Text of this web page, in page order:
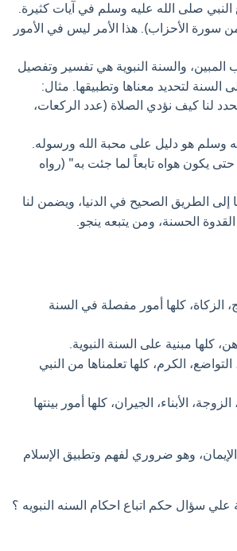
النبي صلى الله عليه وسلم في آيات كثيرة.
"وَأَطِيعُوا اللَّهَ وَأَطِيعُوا الرَّسُولَ" (الآية 33 من سورة الأحزاب). هذا الأمر ليس في الأمور
المبين، والسنة النبوية هي تفسير وتفصيل
السنة لتحديد معناها وتطبيقها. مثال:
لنا كيف نؤدي الصلاة (عدد الركعات،
وسلم هو دليل على محبة الله ورسوله.
يكون هواه تابعاً لما جئت به" (رواه
إلى الطريق الصحيح في الدنيا، ويضمن لنا
الحسنة، ومن يتبعه ينجو.
الزكاة، كلها أمور مفصلة في السنة
كلها مبنية على السنة النبوية.
الكرم، كلها تعلمناها من النبي
الأبناء، الجيران، كلها أمور بينتها
وهو ضروري لفهم وتطبيق الإسلام
علي سؤال حكم اتباع احكام السنه النبويه ؟